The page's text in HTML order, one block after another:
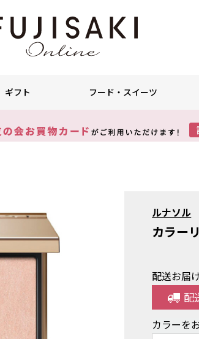
ギフト フード・スイーツ
ルナソル
カラー
配送お届
配
カラーを